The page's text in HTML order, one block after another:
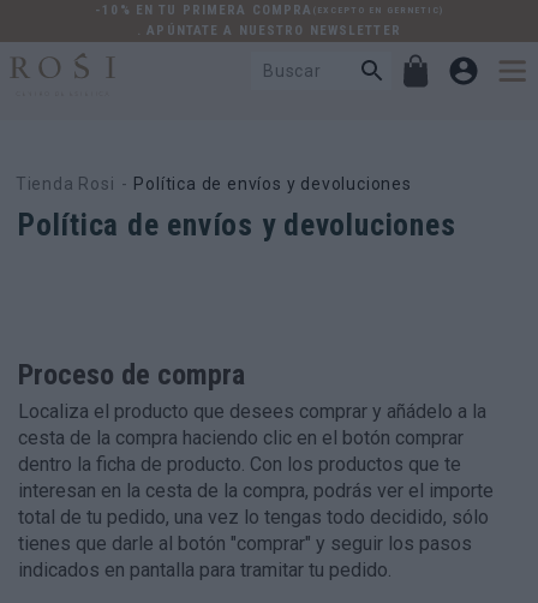
-10% EN TU PRIMERA COMPRA (EXCEPTO EN GERNETIC)
. APÚNTATE A NUESTRO NEWSLETTER
Tienda Rosi Política de envíos y devoluciones
Política de envíos y devoluciones
Proceso de compra
Localiza el producto que desees comprar y añádelo a la
cesta de la compra haciendo clic en el botón comprar
dentro la ficha de producto. Con los productos que te
interesan en la cesta de la compra, podrás ver el importe
total de tu pedido, una vez lo tengas todo decidido, sólo
tienes que darle al botón "comprar" y seguir los pasos
indicados en pantalla para tramitar tu pedido.